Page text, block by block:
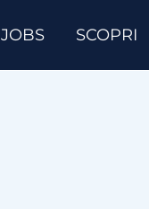
JOBS SCOPRI